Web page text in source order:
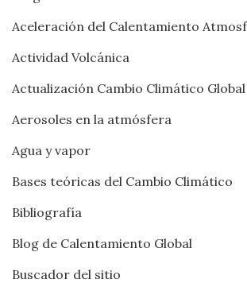
Aceleración del Calentamiento
Actividad Volcánica
Actualización Cambio Climático
Aerosoles en la atmósfera
Agua y vapor
Bases teóricas del Cambio Climático
Bibliografía
Blog de Calentamiento Global
Buscador del sitio